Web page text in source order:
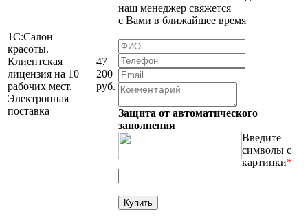
1С:Салон
красоты.
Клиентская
лицензия на 10
рабочих мест.
Электронная
поставка
47
200
руб.
наш менеджер свяжется
с Вами в ближайшее время
Защита от автоматического
заполнения
Введите
символы с
картинки*